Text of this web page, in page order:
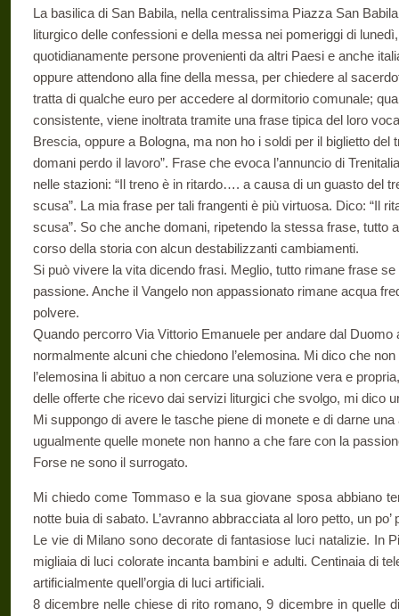
La basilica di San Babila, nella centralissima Piazza San
liturgico delle confessioni e della messa nei pomeriggi di
quotidianamente persone provenienti da altri Paesi e anche
oppure attendono alla fine della messa, per chiedere al
tratta di qualche euro per accedere al dormitorio comunale;
consistente, viene inoltrata tramite una frase tipica del loro
Brescia, oppure a Bologna, ma non ho i soldi per il biglietto del
domani perdo il lavoro”. Frase che evoca l’annuncio di
nelle stazioni: “Il treno è in ritardo…. a causa di un guasto del
scusa”. La mia frase per tali frangenti è più virtuosa. Dico: “Il
scusa”. So che anche domani, ripetendo la stessa frase, tutto
corso della storia con alcun destabilizzanti cambiamenti.
Si può vivere la vita dicendo frasi. Meglio, tutto rimane frase
passione. Anche il Vangelo non appassionato rimane acqua
polvere.
Quando percorro Via Vittorio Emanuele per andare dal
normalmente alcuni che chiedono l’elemosina. Mi dico che
l’elemosina li abituo a non cercare una soluzione vera e
delle offerte che ricevo dai servizi liturgici che svolgo, mi dico
Mi suppongo di avere le tasche piene di monete e di darne
ugualmente quelle monete non hanno a che fare con la
Forse ne sono il surrogato.
Mi chiedo come Tommaso e la sua giovane sposa abbiano
notte buia di sabato. L’avranno abbracciata al loro petto, un po’
Le vie di Milano sono decorate di fantasiose luci natalizie. In
migliaia di luci colorate incanta bambini e adulti. Centinaia di
artificialmente quell’orgia di luci artificiali.
8 dicembre nelle chiese di rito romano, 9 dicembre in quelle